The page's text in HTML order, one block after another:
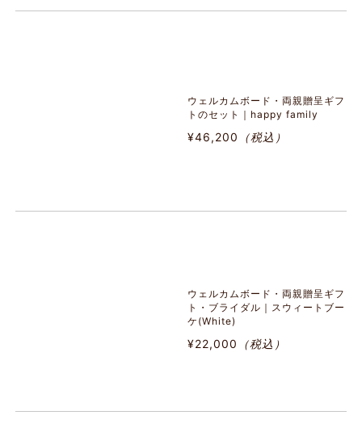
ウェルカムボード・両親贈呈ギフ
トのセット｜happy family
¥46,200 （税込）
ウェルカムボード・両親贈呈ギフ
ト・ブライダル｜スウィートブー
ケ(White)
¥22,000 （税込）